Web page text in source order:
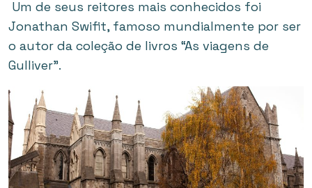
Um de seus reitores mais conhecidos foi
Jonathan Swifit, famoso mundialmente por ser
o autor da coleção de livros “As viagens de
Gulliver”.